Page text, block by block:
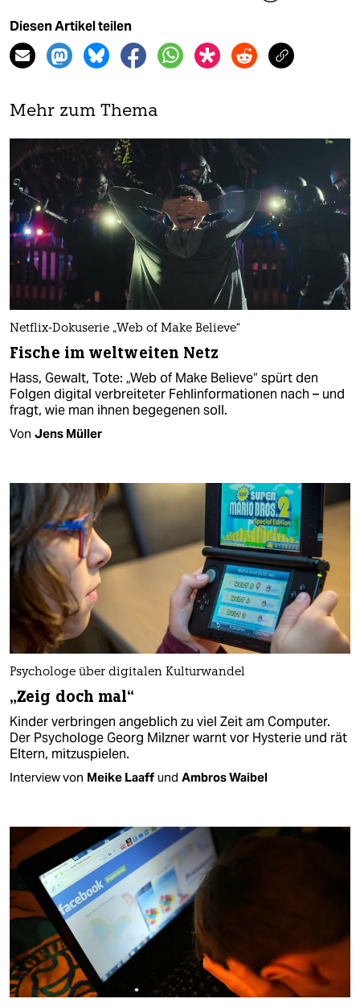
Diesen Artikel teilen
Mehr zum Thema
Netflix-Dokuserie „Web of Make Believe“
Fische im weltweiten Netz
Hass, Gewalt, Tote: „Web of Make Believe“ spürt den
Folgen digital verbreiteter Fehlinformationen nach – und
fragt, wie man ihnen begegenen soll.
Von Jens Müller
Psychologe über digitalen Kulturwandel
„Zeig doch mal“
Kinder verbringen angeblich zu viel Zeit am Computer.
Der Psychologe Georg Milzner warnt vor Hysterie und rät
Eltern, mitzuspielen.
Interview von Meike Laaff und Ambros Waibel